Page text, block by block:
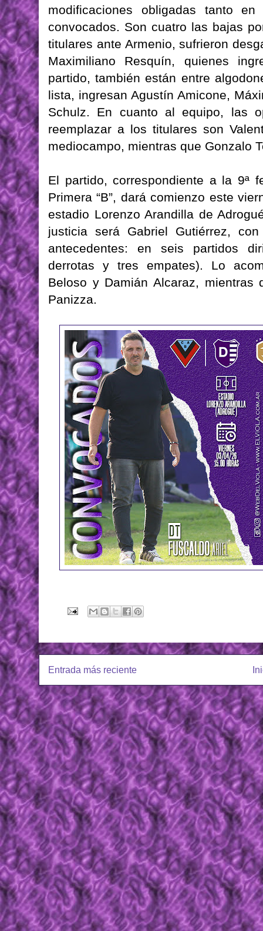
modificaciones obligadas tanto
convocados. Son cuatro las bajas
titulares ante Armenio, sufrieron
Maximiliano Resquín, quienes
partido, también están entre
lista, ingresan Agustín Amicone,
Schulz. En cuanto al equipo, las
reemplazar a los titulares son
mediocampo, mientras que Gonzalo
El partido, correspondiente a la 9ª
Primera “B”, dará comienzo este
estadio Lorenzo Arandilla de
justicia será Gabriel Gutiérrez,
antecedentes: en seis partidos
derrotas y tres empates). Lo
Beloso y Damián Alcaraz,
Panizza.
Entrada más reciente